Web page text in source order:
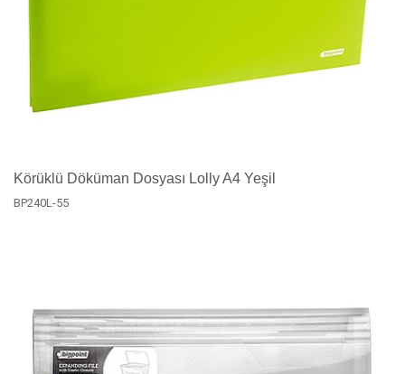
Körüklü Döküman Dosyası Lolly A4 Yeşil
BP240L-55